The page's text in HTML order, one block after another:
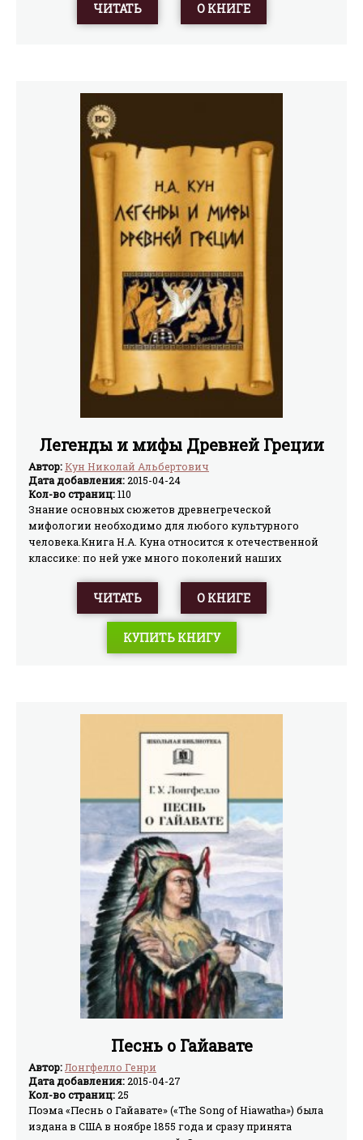
ЧИТАТЬ О КНИГЕ
Легенды и мифы Древней Греции
Автор:Кун Николай Альбертович
Дата добавления:2015-04-24
Кол-во страниц:110
Знание основных сюжетов древнегреческой
мифологии необходимо для любого культурного
человека.Книга Н.А. Куна относится к отечественной
классике: по ней уже много поколений наших
легенд и поверий. Выразительность и ясность
изложения, блестящее знание духовного наследия
Древней Греции – вот основные черты книги Н.А. Куна.
ЧИТАТЬ О КНИГЕ
КУПИТЬ КНИГУ
Песнь о Гайавате
Автор: Лонгфелло Генри
Дата добавления:2015-04-27
Кол-во страниц:25
Поэма «Песнь о Гайавате» («The Song of Hiawatha») была
издана в США в ноябре 1855 года и сразу принята